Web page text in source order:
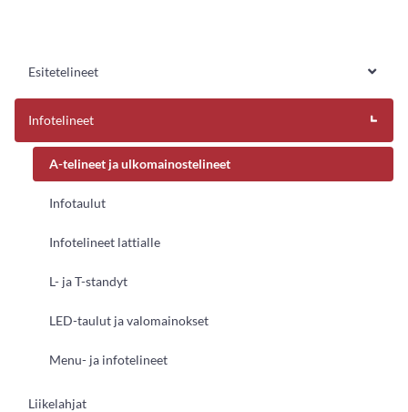
Esitetelineet
Infotelineet
A-telineet ja ulkomainostelineet
Infotaulut
Infotelineet lattialle
L- ja T-standyt
LED-taulut ja valomainokset
Menu- ja infotelineet
Liikelahjat